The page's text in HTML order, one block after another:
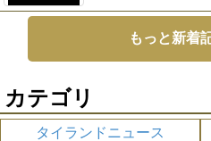
もっと新着
カテゴリ
タイランドニュース